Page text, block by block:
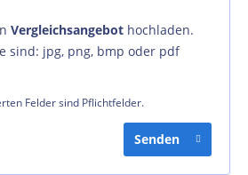
Vergleichsangebot hochladen.
sind: jpg, png, bmp oder pdf
Felder sind Pflichtfelder.
Senden